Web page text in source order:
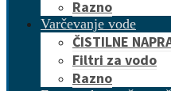
Razno
Varčevanje vode
ČISTILNE
Filtri za vodo
Razno